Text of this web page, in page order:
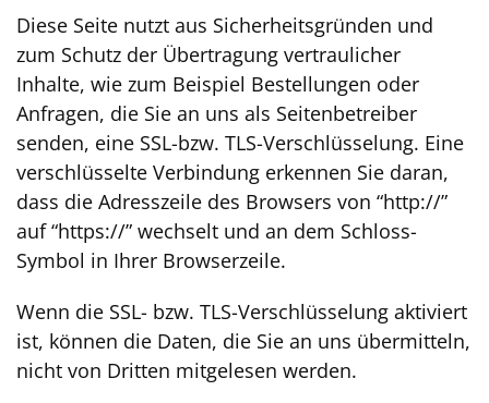
Diese Seite nutzt aus Sicherheitsgründen und
zum Schutz der Übertragung vertraulicher
Inhalte, wie zum Beispiel Bestellungen oder
Anfragen, die Sie an uns als Seitenbetreiber
senden, eine SSL-bzw. TLS-Verschlüsselung. Eine
verschlüsselte Verbindung erkennen Sie daran,
dass die Adresszeile des Browsers von “http://”
auf “https://” wechselt und an dem Schloss-
Symbol in Ihrer Browserzeile.
Wenn die SSL- bzw. TLS-Verschlüsselung aktiviert
ist, können die Daten, die Sie an uns übermitteln,
nicht von Dritten mitgelesen werden.